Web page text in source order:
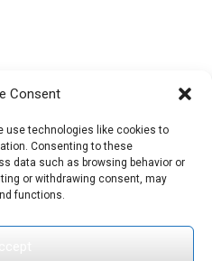
Consent
use technologies like cookies to
Consenting to these
data such as browsing behavior or
or withdrawing consent, may
functions.